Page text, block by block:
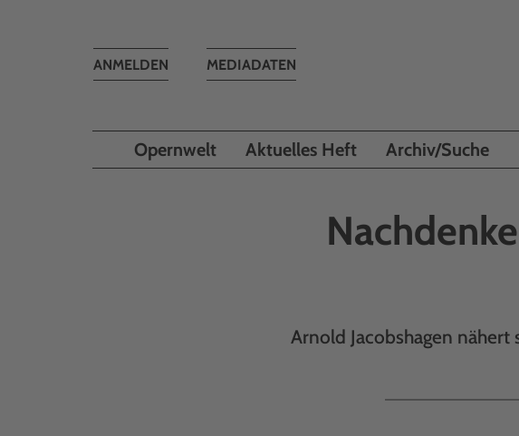
MEDIADATEN
Toggle
ANMELDEN
Opernwelt Aktuelles Heft Archiv/Suche
Arnold Jacobshagen